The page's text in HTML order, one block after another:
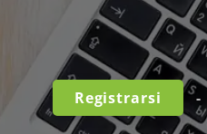
Registrarsi -